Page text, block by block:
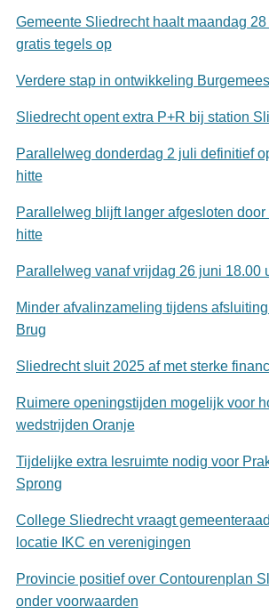
Gemeente Sliedrecht haalt maandag
gratis tegels op
Verdere stap in ontwikkeling
Sliedrecht opent extra P+R bij station
Parallelweg donderdag 2 juli definitief
hitte
Parallelweg blijft langer afgesloten
hitte
Parallelweg vanaf vrijdag 26 juni 18.00
Minder afvalinzameling tijdens
Brug
Sliedrecht sluit 2025 af met sterke
Ruimere openingstijden mogelijk voor
wedstrijden Oranje
Tijdelijke extra lesruimte nodig voor
Sprong
College Sliedrecht vraagt
locatie IKC en verenigingen
Provincie positief over Contourenplan
onder voorwaarden